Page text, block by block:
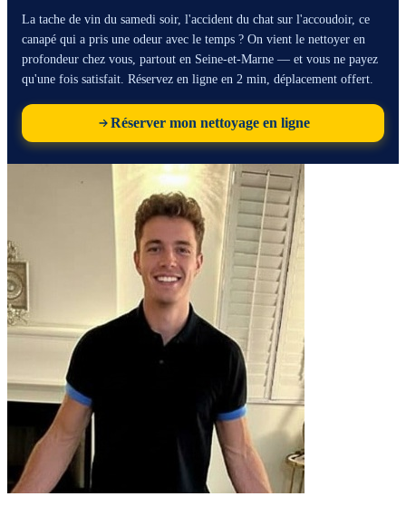
La tache de vin du samedi soir, l'accident du chat sur l'accoudoir, ce
canapé qui a pris une odeur avec le temps ? On vient le nettoyer en
profondeur chez vous, partout en Seine-et-Marne — et vous ne payez
qu'une fois satisfait. Réservez en ligne en 2 min, déplacement offert.
Réserver mon nettoyage en ligne